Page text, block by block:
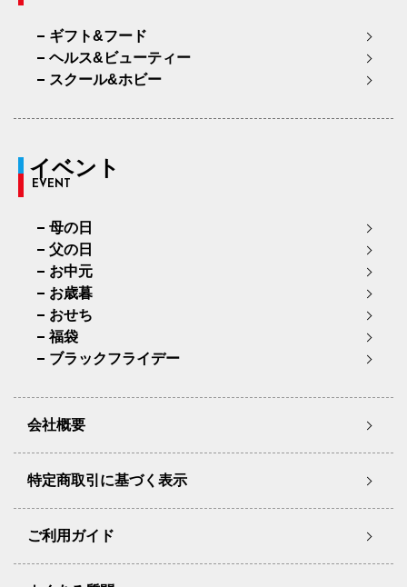
ギフト&フード
ヘルス&ビューティー
スクール&ホビー
イベント
EVENT
母の日
父の日
お中元
お歳暮
おせち
福袋
ブラックフライデー
会社概要
特定商取引に基づく表示
ご利用ガイド